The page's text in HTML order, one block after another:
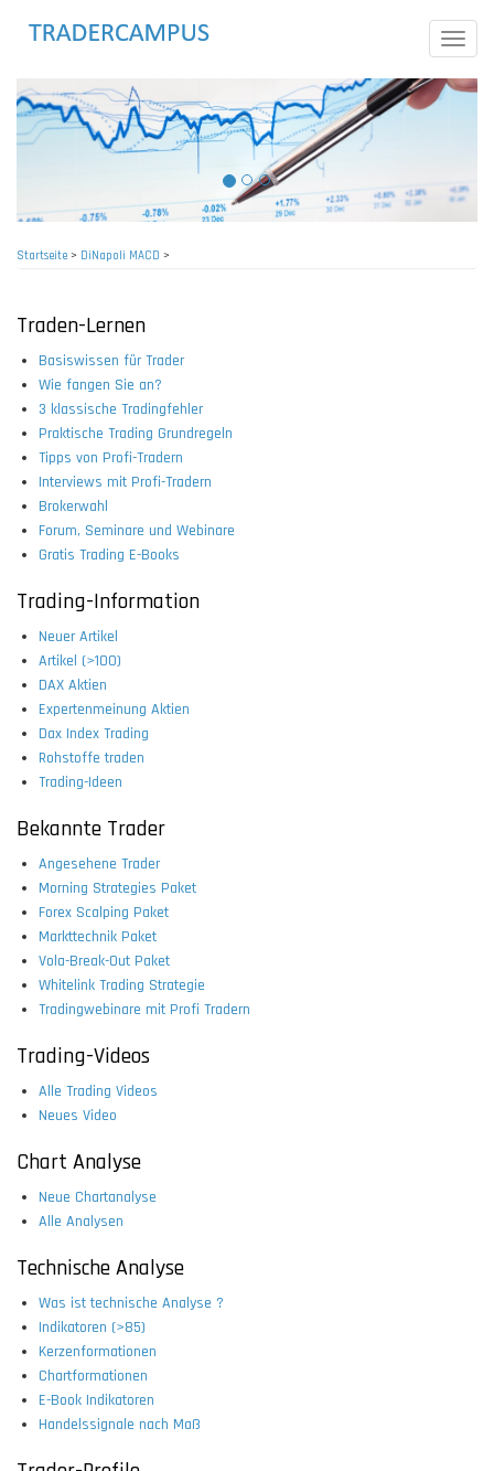
Toggle
Startseite> DiNapoli MACD >
Traden-Lernen
Basiswissen für Trader
Wie fangen Sie an?
3 klassische Tradingfehler
Praktische Trading Grundregeln
Tipps von Profi-Tradern
Interviews mit Profi-Tradern
Brokerwahl
Forum, Seminare und Webinare
Gratis Trading E-Books
Trading-Information
Neuer Artikel
Artikel (>100)
DAX Aktien
Expertenmeinung Aktien
Dax Index Trading
Rohstoffe traden
Trading-Ideen
Bekannte Trader
Angesehene Trader
Morning Strategies Paket
Forex Scalping Paket
Markttechnik Paket
Vola-Break-Out Paket
Whitelink Trading Strategie
Tradingwebinare mit Profi Tradern
Trading-Videos
Alle Trading Videos
Neues Video
Chart Analyse
Neue Chartanalyse
Alle Analysen
Technische Analyse
Was ist technische Analyse ?
Indikatoren (>85)
Kerzenformationen
Chartformationen
E-Book Indikatoren
Handelssignale nach Maß